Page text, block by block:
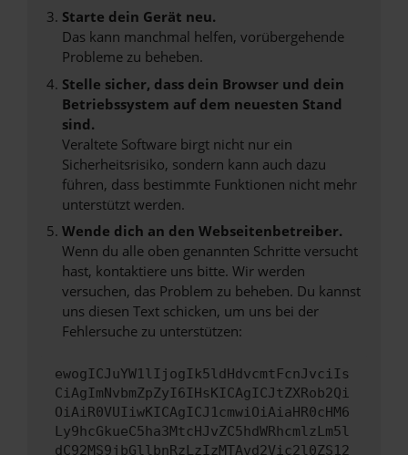
Starte dein Gerät neu.
Das kann manchmal helfen, vorübergehende
Probleme zu beheben.
Stelle sicher, dass dein Browser und dein
Betriebssystem auf dem neuesten Stand
sind.
Veraltete Software birgt nicht nur ein
Sicherheitsrisiko, sondern kann auch dazu
führen, dass bestimmte Funktionen nicht mehr
unterstützt werden.
Wende dich an den Webseitenbetreiber.
Wenn du alle oben genannten Schritte versucht
hast, kontaktiere uns bitte. Wir werden
versuchen, das Problem zu beheben. Du kannst
uns diesen Text schicken, um uns bei der
Fehlersuche zu unterstützen:
ewogICJuYW1lIjogIk5ldHdvcmtFcnJvciIs
CiAgImNvbmZpZyI6IHsKICAgICJtZXRob2Qi
OiAiR0VUIiwKICAgICJ1cmwiOiAiaHR0cHM6
Ly9hcGkueC5ha3MtcHJvZC5hdWRhcmlzLm5l
dC92MS9jbGllbnRzLzIzMTAvd2Vic2l0ZS12